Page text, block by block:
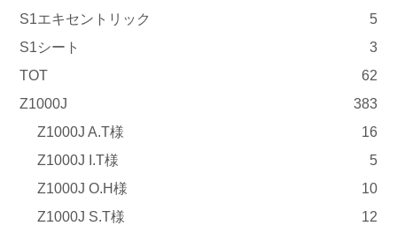
S1エキセントリック
5
S1シート
3
TOT
62
Z1000J
383
Z1000J A.T様
16
Z1000J I.T様
5
Z1000J O.H様
10
Z1000J S.T様
12